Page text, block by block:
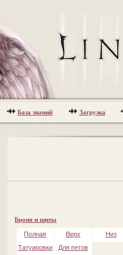
База знаний Загрузка
Броня и щиты
Полная Верх
Низ
Татуировки
Для петов